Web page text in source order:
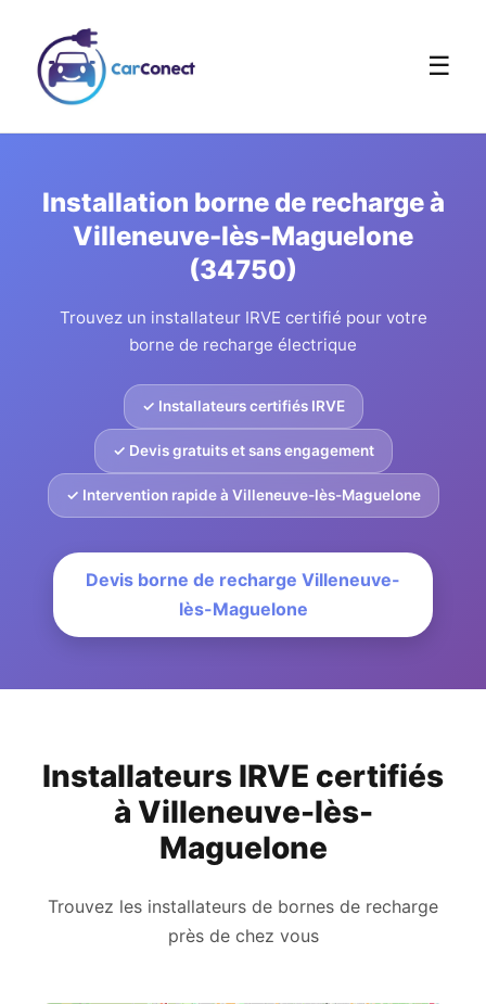
☰
Installation borne de recharge à
Villeneuve-lès-Maguelone
(34750)
Trouvez un installateur IRVE certifié pour votre
borne de recharge électrique
✓ Installateurs certifiés IRVE
✓ Devis gratuits et sans engagement
✓ Intervention rapide à Villeneuve-lès-Maguelone
Devis borne de recharge Villeneuve-
lès-Maguelone
Installateurs IRVE certifiés
à Villeneuve-lès-
Maguelone
Trouvez les installateurs de bornes de recharge
près de chez vous